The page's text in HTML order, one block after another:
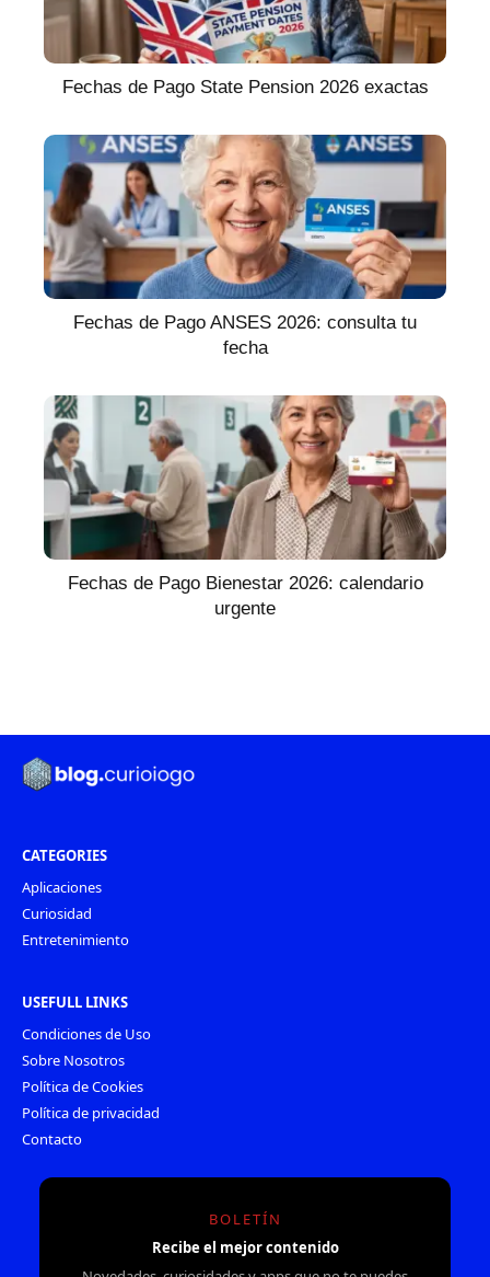
Fechas de Pago State Pension 2026 exactas
Fechas de Pago ANSES 2026: consulta tu
fecha
Fechas de Pago Bienestar 2026: calendario
urgente
CATEGORIES
Aplicaciones
Curiosidad
Entretenimiento
USEFULL LINKS
Condiciones de Uso
Sobre Nosotros
Política de Cookies
Política de privacidad
Contacto
BOLETÍN
Recibe el mejor contenido